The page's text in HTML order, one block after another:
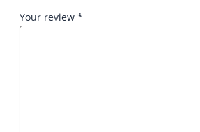
Your review *